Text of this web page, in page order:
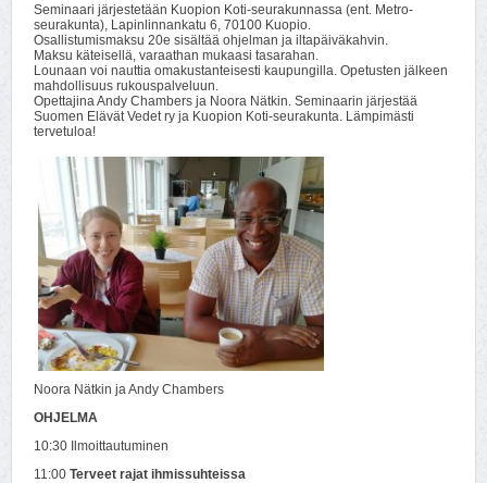
Seminaari järjestetään Kuopion Koti-seurakunnassa (ent. Metro-
seurakunta), Lapinlinnankatu 6, 70100 Kuopio.
Osallistumismaksu 20e sisältää ohjelman ja iltapäiväkahvin.
Maksu käteisellä, varaathan mukaasi tasarahan.
Lounaan voi nauttia omakustanteisesti kaupungilla. Opetusten jälkeen
mahdollisuus rukouspalveluun.
Opettajina Andy Chambers ja Noora Nätkin. Seminaarin järjestää
Suomen Elävät Vedet ry ja Kuopion Koti-seurakunta. Lämpimästi
tervetuloa!
Noora Nätkin ja Andy Chambers
OHJELMA
10:30 Ilmoittautuminen
11:00Terveet rajat ihmissuhteissa